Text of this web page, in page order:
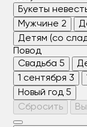
Букеты
Мужчине 2
Детям (со
Повод
Свадьба 5
1 сентября 3
Новый год 5
Сбросить